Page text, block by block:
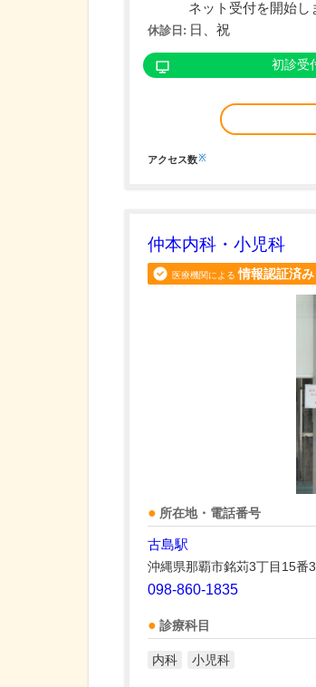
ネット受付を開始
休診日: 日、祝
初診受
アクセス数※
仲本内科・小児科
医療機関による 情報認証済み
所在地・電話番号
古島駅
沖縄県那覇市銘苅3丁目15番
098-860-1835
診療科目
内科 小児科